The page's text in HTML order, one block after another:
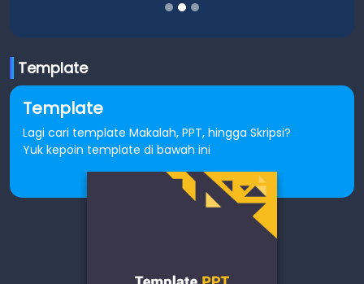
Template
Template
Lagi cari template Makalah, PPT, hingga Skripsi?
Yuk kepoin template di bawah ini